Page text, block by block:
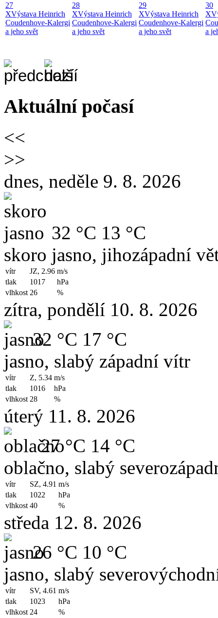
27
XVýstava Heinrich
Coudenhove-Kalergi
a jeho svět
28
XVýstava Heinrich
Coudenhove-Kalergi
a jeho svět
29
XVýstava Heinrich
Coudenhove-Kalergi
a jeho svět
30
X
a
Aktuální počasí
<<
>>
dnes, neděle 9. 8. 2026
32 °C 13 °C
skoro jasno, jihozápadní
vítr JZ, 2.96 m/s
tlak
1017
hPa
vlhkost 26 %
zítra, pondělí 10. 8. 2026
32 °C 17 °C
jasno, slabý západní vítr
vítr Z, 5.34 m/s
tlak
1016
hPa
vlhkost 28 %
úterý 11. 8. 2026
27 °C 14 °C
oblačno, slabý
vítr SZ, 4.91 m/s
tlak
1022
hPa
vlhkost 40 %
středa 12. 8. 2026
26 °C 10 °C
jasno, slabý
vítr SV, 4.61 m/s
tlak
1023
hPa
vlhkost 24 %